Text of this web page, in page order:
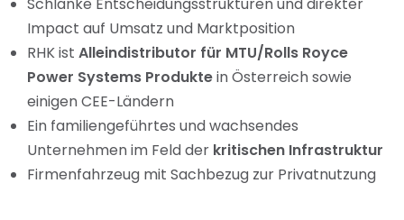
Impact auf Umsatz und Marktposition
RHK ist Alleindistributor für MTU/Rolls Royce
Power Systems Produktein Österreich sowie
einigen CEE-Ländern
Ein familiengeführtes und wachsendes
Unternehmen im Feld der kritischen Infrastruktur
Firmenfahrzeug mit Sachbezug zur Privatnutzung